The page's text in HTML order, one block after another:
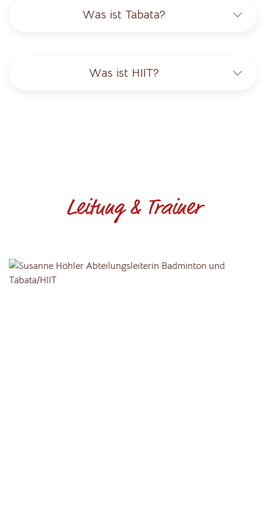
Was ist Tabata?
Was ist HIIT?
Leitung & Trainer